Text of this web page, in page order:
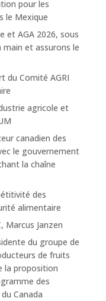
pour les
le Mexique
et AGA 2026, sous
et assurons le
du Comité AGRI
agricole et
canadien des
le gouvernement
la chaîne
des
alimentaire
Marcus Janzen
du groupe de
de fruits
la proposition
des
Canada